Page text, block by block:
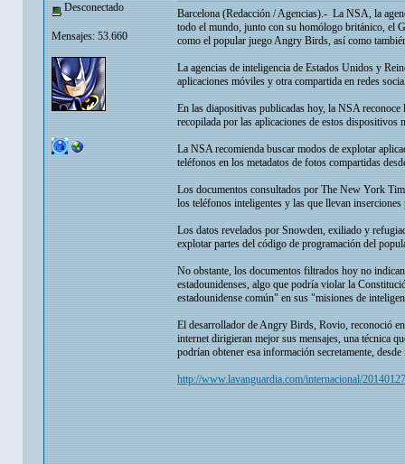
Desconectado
Mensajes: 53.660
Barcelona (Redacción / Agencias).- La NSA, la
todo el mundo, junto con su homólogo británico, el
como el popular juego Angry Birds, así como
La agencias de inteligencia de Estados Unidos y
aplicaciones móviles y otra compartida en redes
En las diapositivas publicadas hoy, la NSA
recopilada por las aplicaciones de estos dispositivos
La NSA recomienda buscar modos de explotar
teléfonos en los metadatos de fotos compartidas
Los documentos consultados por The New York
los teléfonos inteligentes y las que llevan
Los datos revelados por Snowden, exiliado y
explotar partes del código de programación del
No obstante, los documentos filtrados hoy no
estadounidenses, algo que podría violar la
estadounidense común" en sus "misiones de
El desarrollador de Angry Birds, Rovio, reconoció
internet dirigieran mejor sus mensajes, una técnica
podrían obtener esa información secretamente,
http://www.lavanguardia.com/internacional/